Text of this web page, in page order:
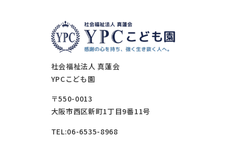
社会福祉法人 真蓮会
YPCこども園
〒550-0013
大阪市西区新町1丁目9番11号
TEL:06-6535-8968